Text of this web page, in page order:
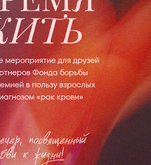
мероприятие для друзей
Фонда борьбы
в пользу взрослых
«рак крови»